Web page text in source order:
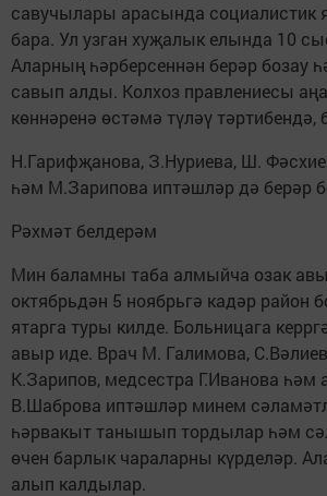
савучылары арасында социалистик
бара. Ул узган хуҗалык елында 10
Аларның һәрберсеннән берәр бозау
савып алды. Колхоз правлениесы
көннәренә өстәмә түләү тәртибендә,
Н.Гарифҗанова, З.Нуриева, Ш.
һәм М.Зарипова иптәшләр дә берәр
Рәхмәт белдерәм
Мин баламны таба алмыйча озак
октябрьдән 5 ноябрьгә кадәр район
ятарга туры килде. Больницага
авыр иде. Врач М. Галимова,
К.Зарипов, медсестра Г.Иванова һәм
В.Шаброва иптәшләр минем
һәрвакыт танышып тордылар һәм
өчен барлык чараларны күрделәр.
алып калдылар.